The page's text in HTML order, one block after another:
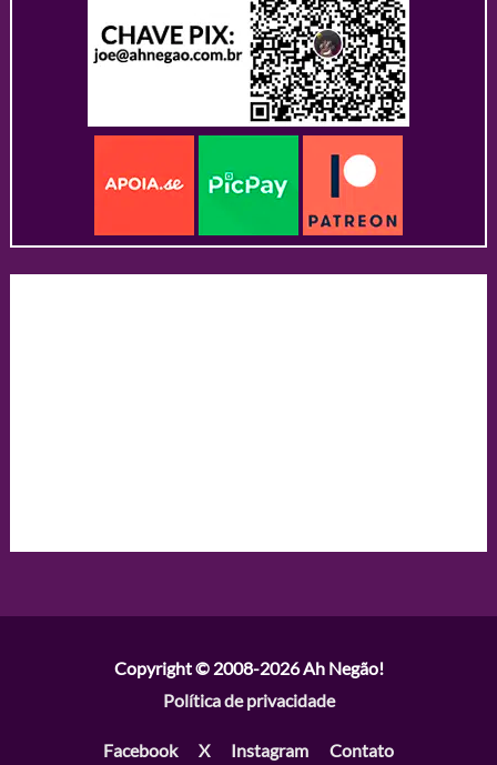
Copyright © 2008-2026Ah Negão!
Política de privacidade
Facebook X Instagram Contato